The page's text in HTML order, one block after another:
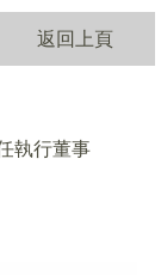
返回上頁
執行董事